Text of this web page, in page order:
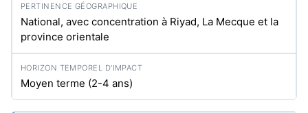
National, avec concentration à Riyad, La Mecque et la
province orientale
Moyen terme (2-4 ans)